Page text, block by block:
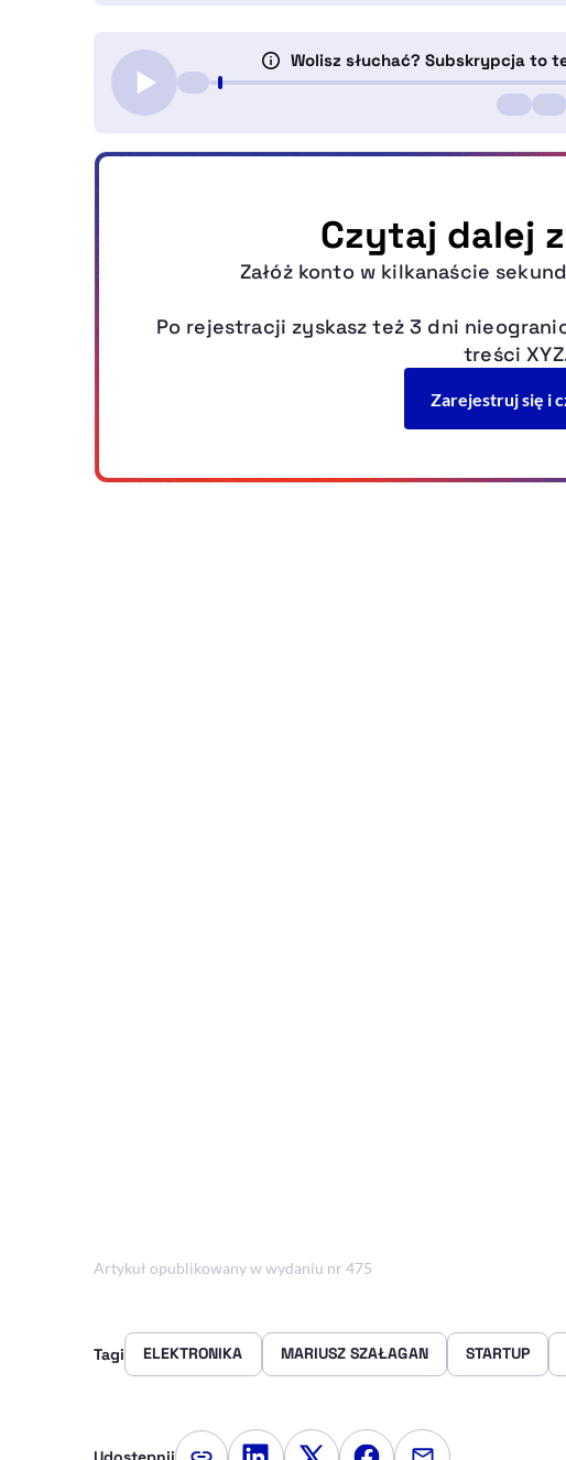
Artykuł opublikowany w wydaniu nr 475
Tagi ELEKTRONIKA MARIUSZ SZAŁAGAN STARTUP